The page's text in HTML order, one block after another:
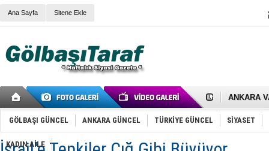
Ana Sayfa Sitene Ekle
Samet
FAİZ
GÖLBAŞI GÜNCEL ANKARA GÜNCEL TÜRKİYE GÜNCEL SİYASET
KADIN AİLE